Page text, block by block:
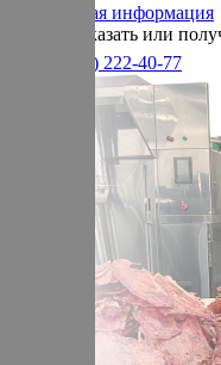
Справочная информация
Хотите заказать или
+7(905) 222-40-77